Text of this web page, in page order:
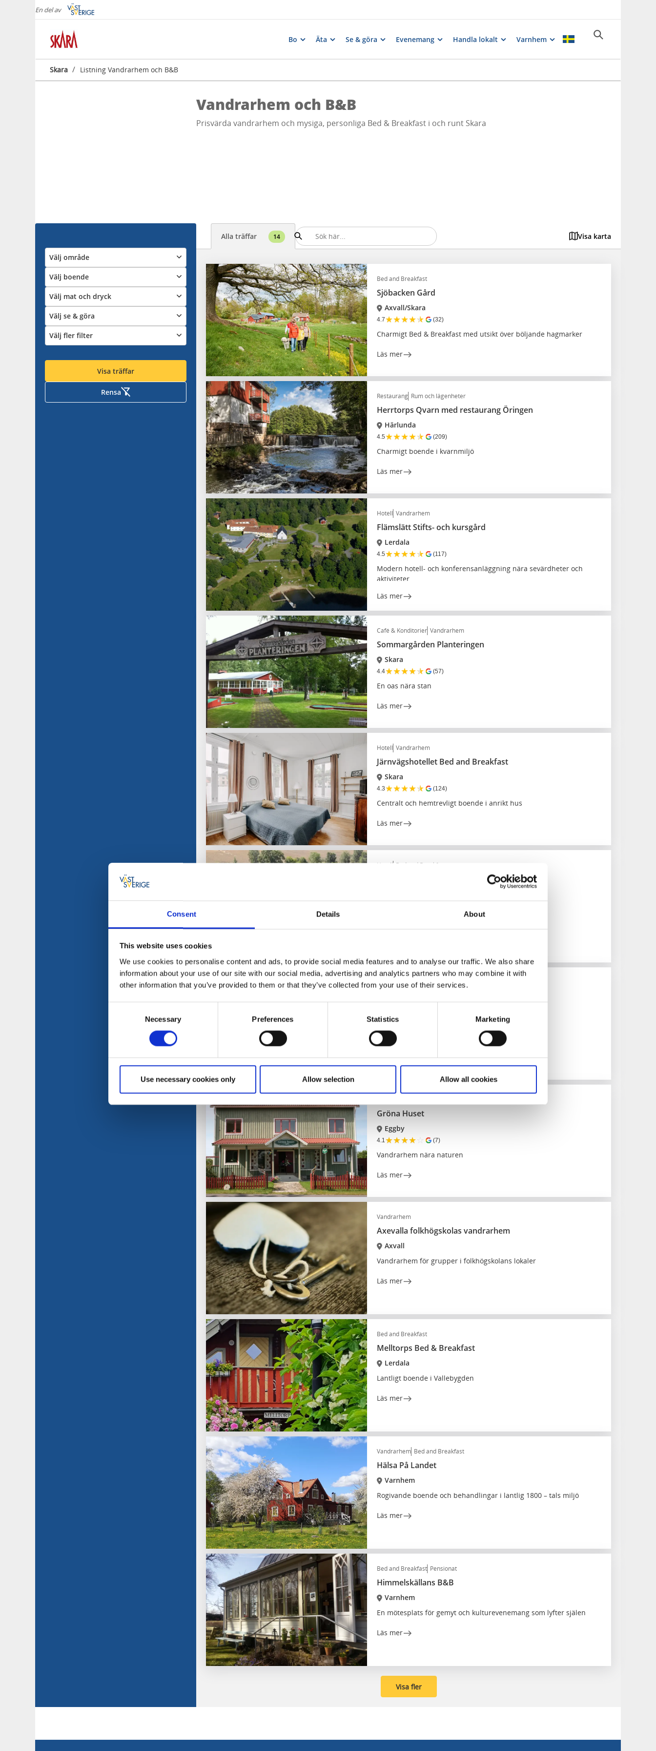
Consent Details About
This website uses cookies
We use cookies to personalise content and ads, to provide social media features and to analyse our traffic. We also share
information about your use of our site with our social media, advertising and analytics partners who may combine it with
other information that you’ve provided to them or that they’ve collected from your use of their services.
Necessary Preferences Statistics Marketing
Use necessary cookies only Allow selection Allow all cookies
En del av
Bo Äta Se & göra Evenemang Handla lokalt Varnhem
Skara / Listning Vandrarhem och B&B
Vandrarhem och B&B
Prisvärda vandrarhem och mysiga, personliga Bed & Breakfast i och runt Skara
Välj område
Välj boende
Välj mat och dryck
Välj se & göra
Välj fler filter
Visa träffar
Rensa
Alla träffar 14 Visa karta
Bed and Breakfast
Sjöbacken Gård
Axvall/Skara
4.7★★★★★ (32)
Charmigt Bed & Breakfast med utsikt över böljande hagmarker
Läs mer
Restaurang Rum och lägenheter
Herrtorps Qvarn med restaurang Öringen
Härlunda
4.5★★★★★ (209)
Charmigt boende i kvarnmiljö
Läs mer
Hotell Vandrarhem
Flämslätt Stifts- och kursgård
Lerdala
4.5★★★★★ (117)
Modern hotell- och konferensanläggning nära sevärdheter och
aktiviteter
Läs mer
Café & Konditorier Vandrarhem
Sommargården Planteringen
Skara
4.4★★★★★ (57)
En oas nära stan
Läs mer
Hotell Vandrarhem
Järnvägshotellet Bed and Breakfast
Skara
4.3★★★★★ (124)
Centralt och hemtrevligt boende i anrikt hus
Läs mer
Hotell Bed and Breakfast
Avkopplande boende i välbevarad herrgårdsmiljö
Stugor och stugbyar Camping
4.1★★
Naturskönt boende vid bad- och fiskesjö
Läs mer
Gröna Huset
Eggby
4.1★★★★☆ (7)
Vandrarhem nära naturen
Läs mer
Vandrarhem
Axevalla folkhögskolas vandrarhem
Axvall
Vandrarhem för grupper i folkhögskolans lokaler
Läs mer
Bed and Breakfast
Melltorps Bed & Breakfast
Lerdala
Lantligt boende i Vallebygden
Läs mer
Vandrarhem Bed and Breakfast
Hälsa På Landet
Varnhem
Rogivande boende och behandlingar i lantlig 1800 – tals miljö
Läs mer
Bed and Breakfast Pensionat
Himmelskällans B&B
Varnhem
En mötesplats för gemyt och kulturevenemang som lyfter själen
Läs mer
Visa fler